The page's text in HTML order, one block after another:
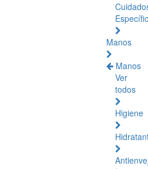
Manos
Manos
Ver
todos
Higiene